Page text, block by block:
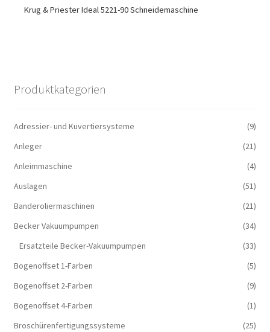
Krug & Priester Ideal 5221-90 Schneidemaschine
Produktkategorien
Adressier- und Kuvertiersysteme
(9)
Anleger
(21)
Anleimmaschine
(4)
Auslagen
(51)
Banderoliermaschinen
(21)
Becker Vakuumpumpen
(34)
Ersatzteile Becker-Vakuumpumpen
(33)
Bogenoffset 1-Farben
(5)
Bogenoffset 2-Farben
(9)
Bogenoffset 4-Farben
(1)
Broschürenfertigungssysteme
(25)